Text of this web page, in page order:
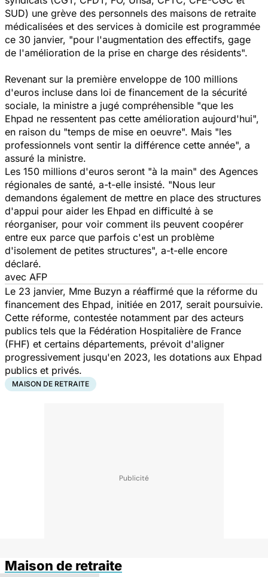
SUD) une grève des personnels des maisons de retraite
médicalisées et des services à domicile est programmée
ce 30 janvier, "pour l'augmentation des effectifs, gage
de l'amélioration de la prise en charge des résidents".
Revenant sur la première enveloppe de 100 millions
d'euros incluse dans loi de financement de la sécurité
sociale, la ministre a jugé compréhensible "que les
Ehpad ne ressentent pas cette amélioration aujourd'hui",
en raison du "temps de mise en oeuvre". Mais "les
professionnels vont sentir la différence cette année", a
assuré la ministre.
Les 150 millions d'euros seront "à la main" des Agences
régionales de santé, a-t-elle insisté. "Nous leur
demandons également de mettre en place des structures
d'appui pour aider les Ehpad en difficulté à se
réorganiser, pour voir comment ils peuvent coopérer
entre eux parce que parfois c'est un problème
d'isolement de petites structures", a-t-elle encore
déclaré.
avec AFP
Le 23 janvier, Mme Buzyn a réaffirmé que la réforme du
financement des Ehpad, initiée en 2017, serait poursuivie.
Cette réforme, contestée notamment par des acteurs
publics tels que la Fédération Hospitalière de France
(FHF) et certains départements, prévoit d'aligner
progressivement jusqu'en 2023, les dotations aux Ehpad
publics et privés.
MAISON DE RETRAITE
Maison de retraite